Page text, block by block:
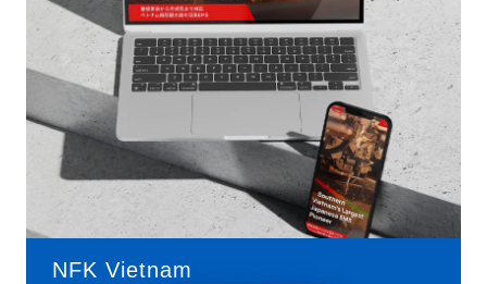
NFK Vietnam